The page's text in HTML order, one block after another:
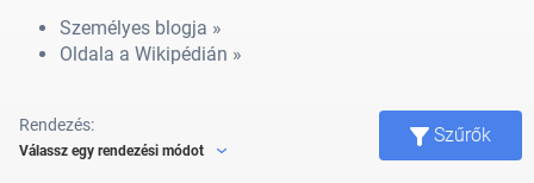
Személyes blogja »
Oldala a Wikipédián »
Rendezés:
Válassz egy rendezési módot
Szűrők